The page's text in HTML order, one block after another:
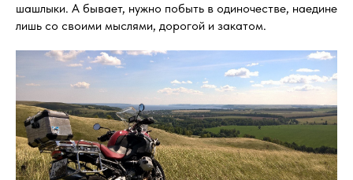
шашлыки. А бывает, нужно побыть в одиночестве, наедине
лишь со своими мыслями, дорогой и закатом.